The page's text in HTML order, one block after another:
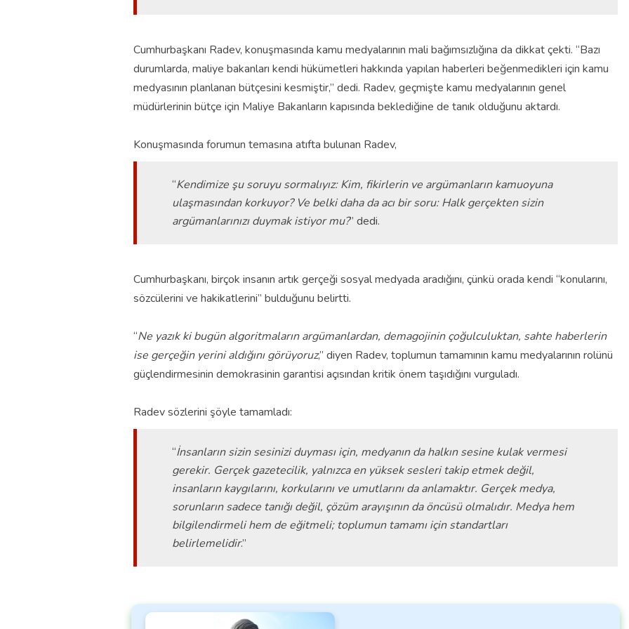
Cumhurbaşkanı Radev, konuşmasında kamu medyalarının mali bağımsızlığına da dikkat çekti. “Bazı
durumlarda, maliye bakanları kendi hükümetleri hakkında yapılan haberleri beğenmedikleri için kamu
medyasının planlanan bütçesini kesmiştir,” dedi. Radev, geçmişte kamu medyalarının genel
müdürlerinin bütçe için Maliye Bakanların kapısında beklediğine de tanık olduğunu aktardı.
Konuşmasında forumun temasına atıfta bulunan Radev,
“Kendimize şu soruyu sormalıyız: Kim, fikirlerin ve argümanların kamuoyuna
ulaşmasından korkuyor? Ve belki daha da acı bir soru: Halk gerçekten sizin
argümanlarınızı duymak istiyor mu?” dedi.
Cumhurbaşkanı, birçok insanın artık gerçeği sosyal medyada aradığını, çünkü orada kendi “konularını,
sözcülerini ve hakikatlerini” bulduğunu belirtti.
“Ne yazık ki bugün algoritmaların argümanlardan, demagojinin çoğulculuktan, sahte haberlerin
ise gerçeğin yerini aldığını görüyoruz,” diyen Radev, toplumun tamamının kamu medyalarının rolünü
güçlendirmesinin demokrasinin garantisi açısından kritik önem taşıdığını vurguladı.
Radev sözlerini şöyle tamamladı:
“İnsanların sizin sesinizi duyması için, medyanın da halkın sesine kulak vermesi
gerekir. Gerçek gazetecilik, yalnızca en yüksek sesleri takip etmek değil,
insanların kaygılarını, korkularını ve umutlarını da anlamaktır. Gerçek medya,
sorunların sadece tanığı değil, çözüm arayışının da öncüsü olmalıdır. Medya hem
bilgilendirmeli hem de eğitmeli; toplumun tamamı için standartları
belirlemelidir.”